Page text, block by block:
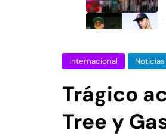
Internacional Noticias
Trágico
Tree y